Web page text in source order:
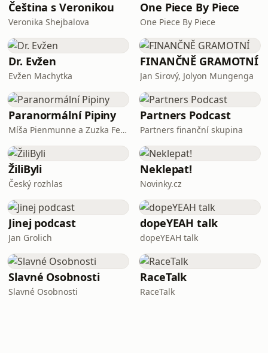
vás čekají během studia na vysoké
škole. Naším hostem je Filip Korbel,
student psychologie na FF UK, který
působí jako lektor primární prevence
na středních š
Čeština s Veronikou
Veronika Shejbalova
One Piece By Piece
One Piece By Piece
Dr. Evžen
Evžen Machytka
FINANČNĚ GRAMOTNÍ
Jan Sirový, Jolyon Mungenga
Paranormální Pipiny
Míša Pienmunne a Zuzka Fejfarová
Partners Podcast
Partners finanční skupina
ŽiliByli
Český rozhlas
Neklepat!
Novinky.cz
Jinej podcast
Jan Grolich
dopeYEAH talk
dopeYEAH talk
Slavné Osobnosti
Slavné Osobnosti
RaceTalk
RaceTalk